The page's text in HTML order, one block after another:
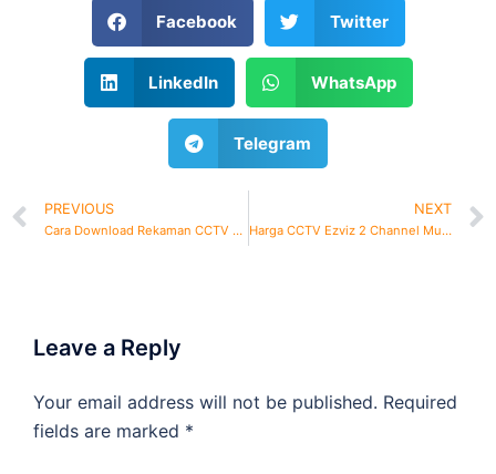
Facebook Twitter
LinkedIn WhatsApp
Telegram
PREVIOUS
Cara Download Rekaman CCTV Dahua
NEXT
Harga CCTV Ezviz 2 Channel Murah
Leave a Reply
Your email address will not be published. Required
fields are marked *